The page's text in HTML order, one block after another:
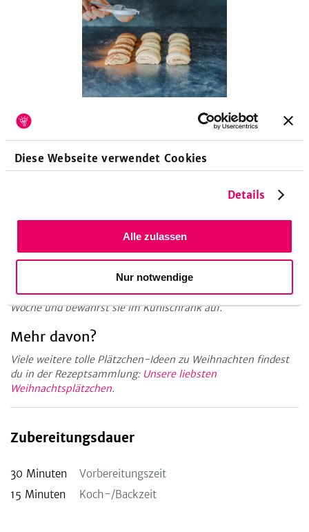
Diese Webseite verwendet Cookies
Details
Alle zulassen
Nur notwendige
Küchengeräte
Backblech Backofen
Backpapier
Sieb
Da die Nuss-Marzipan-Kissen mit Quark gemacht werden,
kann man sie nicht solange aufheben, wie normale
Plätzchen. Am besten verspeist du sie innerhalb einer
Woche und bewahrst sie im Kühlschrank auf.
Mehr davon?
Viele weitere tolle Plätzchen-Ideen zu Weihnachten findest
du in der Rezeptsammlung: Unsere liebsten
Weihnachtsplätzchen.
Zubereitungsdauer
30 Minuten
Vorbereitungszeit
15 Minuten Koch-/Backzeit